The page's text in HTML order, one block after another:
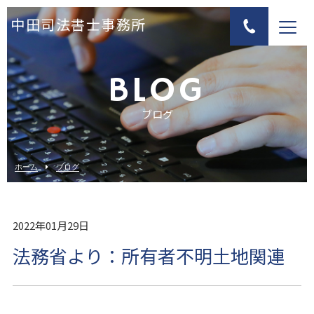
中田司法書士事務所
BLOG
ブログ
ホーム ブログ
2022年01月29日
法務省より：所有者不明土地関連